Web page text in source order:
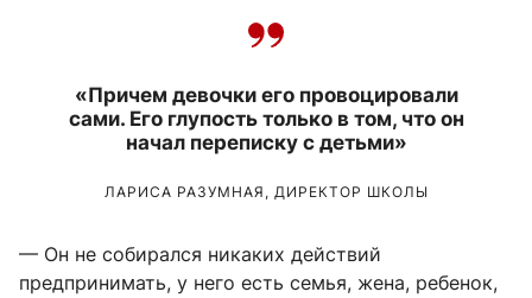
«Причем девочки его провоцировали
сами. Его глупость только в том, что он
начал переписку с детьми»
ЛАРИСА РАЗУМНАЯ, ДИРЕКТОР ШКОЛЫ
— Он не собирался никаких действий
предпринимать, у него есть семья, жена, ребенок,